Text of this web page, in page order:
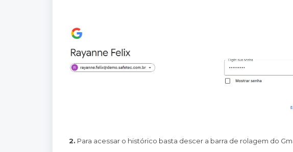
2. Para acessar o histórico basta descer a barra de rolagem do